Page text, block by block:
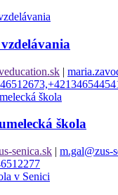
|
škola
senica.sk | m.gal@zus-